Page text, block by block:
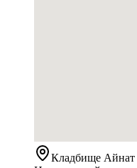
Кладбище Айнат